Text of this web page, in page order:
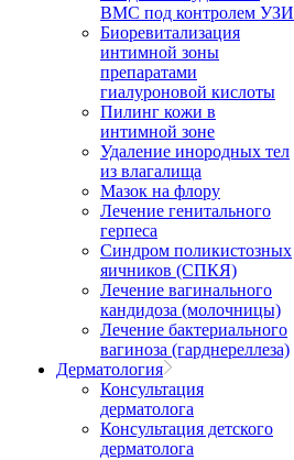
ВМС под контролем УЗИ
Биоревитализация
интимной зоны
препаратами
гиалуроновой кислоты
Пилинг кожи в
интимной зоне
Удаление инородных тел
из влагалища
Мазок на флору
Лечение генитального
герпеса
Синдром поликистозных
яичников (СПКЯ)
Лечение вагинального
кандидоза (молочницы)
Лечение бактериального
вагиноза (гарднереллеза)
Дерматология
Консультация
дерматолога
Консультация детского
дерматолога